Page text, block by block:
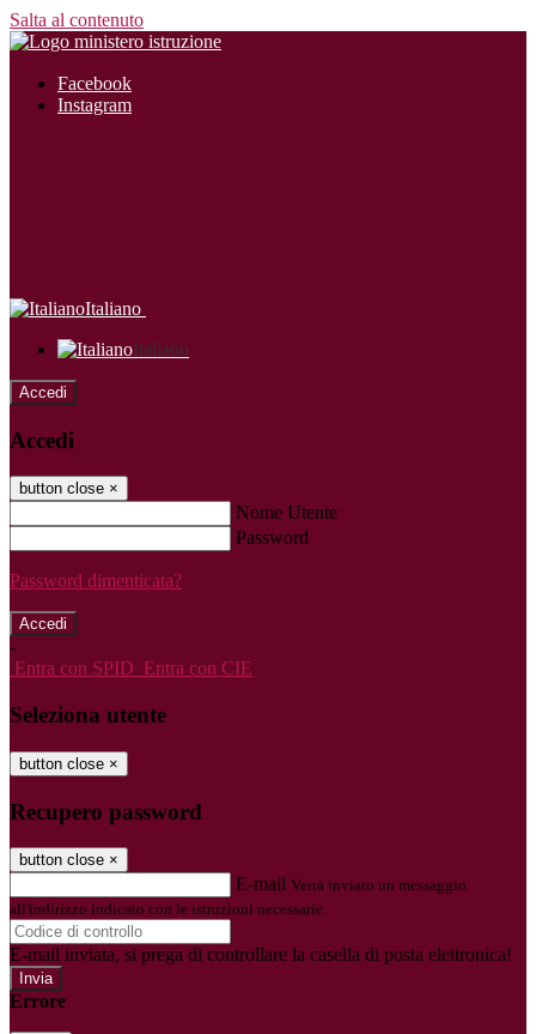
Salta al contenuto
Facebook
Instagram
Italiano
Italiano
Accedi
Accedi
button close ×
Nome Utente
Password
Password dimenticata?
-
Entra con SPID Entra con CIE
Seleziona utente
button close ×
Recupero password
button close ×
E-mail Verrà inviato un messaggio
all'indirizzo indicato con le istruzioni necessarie.
E-mail inviata, si prega di controllare la casella di posta elettronica!
Errore